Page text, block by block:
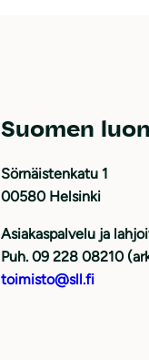
Suomen
Sörnäistenkatu 1
00580 Helsinki
Asiakaspalvelu ja
Puh. 09 228 08210
toimisto@sll.fi